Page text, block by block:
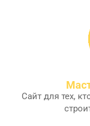
Сайт для тех,